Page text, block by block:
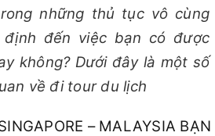
những thủ tục vô cùng
đến việc bạn có được
không? Dưới đây là một số
về đi tour du lịch
– MALAYSIA